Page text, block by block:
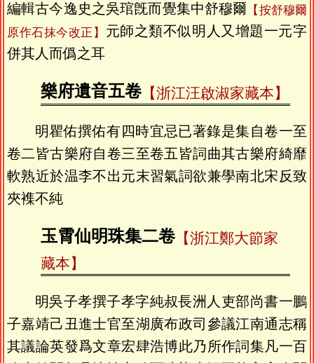
編輯古今逸史之吳琯旣而覺集中舒穆爾 【按舒穆爾
原作石抹今改正】 元師之類不似明人又增題一元字
併其人而僞之耳
樂府遺音五卷【浙江汪啟淑家藏本】
明瞿佑撰佑有四時宜忌已著錄是集自卷一至
卷二皆古樂府自卷三至卷五皆詞曲其古樂府綺靡
軟熟近於温李不出元末習氣詞欲兼學南北宋反致
夾襍不純
玉霄仙明珠集二卷【浙江鄭大節家
藏本】
明吳子孝撰子孝字純叔長洲人吏部尚書一鵬
子嘉靖己丑進士官至湖廣布政司參議江南通志稱
其議論英發爲文章宏肆浩博此乃所作詞集凡一百